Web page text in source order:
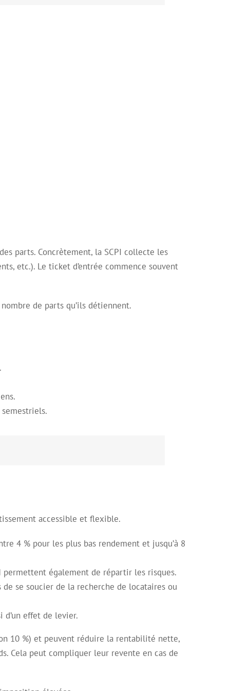
parts. Concrètement, la SCPI collecte les
etc.). Le ticket d’entrée commence souvent
de parts qu’ils détiennent.
accessible et flexible.
4 % pour les plus bas rendement et jusqu’à 8
également de répartir les risques.
se soucier de la recherche de locataires ou
effet de levier.
10 %) et peuvent réduire la rentabilité nette,
Cela peut compliquer leur revente en cas de